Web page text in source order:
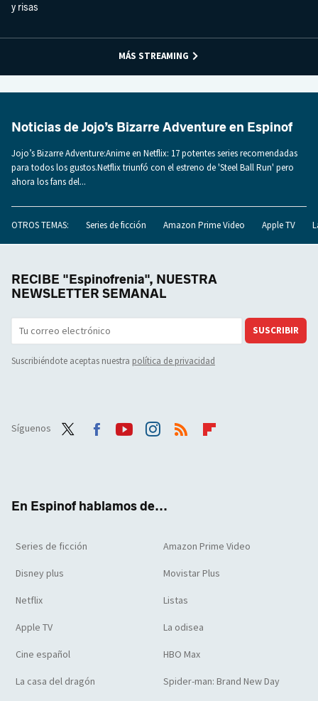
y risas
MÁS STREAMING
Noticias de Jojo’s Bizarre Adventure en Espinof
Jojo’s Bizarre Adventure:Anime en Netflix: 17 potentes series recomendadas
para todos los gustos.Netflix triunfó con el estreno de 'Steel Ball Run' pero
ahora los fans del...
OTROS TEMAS: Series de ficción Amazon Prime Video Apple TV
RECIBE "Espinofrenia", NUESTRA
NEWSLETTER SEMANAL
SUSCRIBIR
Suscribiéndote aceptas nuestra política de privacidad
Síguenos
En Espinof hablamos de...
Series de ficción Amazon Prime Video
Disney plus Movistar Plus
Netflix Listas
Apple TV La odisea
Cine español HBO Max
La casa del dragón Spider-man: Brand New Day